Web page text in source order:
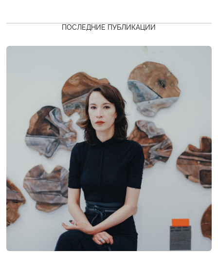
ПОСЛЕДНИЕ ПУБЛИКАЦИИ